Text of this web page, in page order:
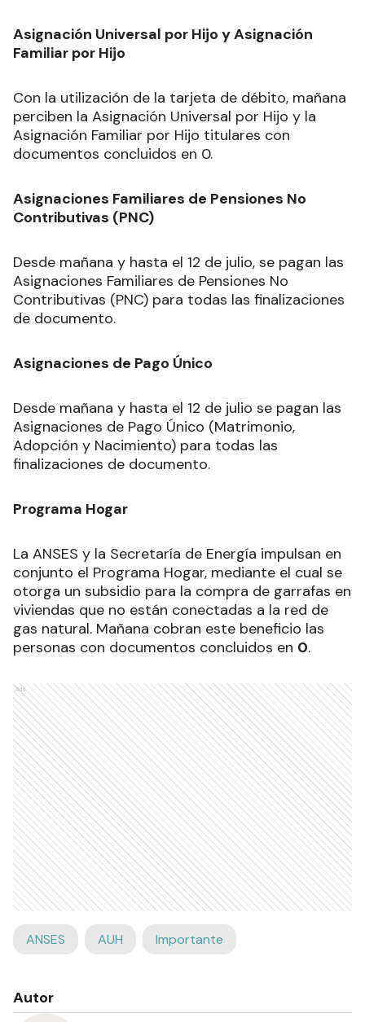
Asignación Universal por Hijo y Asignación
Familiar por Hijo
Con la utilización de la tarjeta de débito, mañana
perciben la Asignación Universal por Hijo y la
Asignación Familiar por Hijo titulares con
documentos concluidos en 0.
Asignaciones Familiares de Pensiones No
Contributivas (PNC)
Desde mañana y hasta el 12 de julio, se pagan las
Asignaciones Familiares de Pensiones No
Contributivas (PNC) para todas las finalizaciones
de documento.
Asignaciones de Pago Único
Desde mañana y hasta el 12 de julio se pagan las
Asignaciones de Pago Único (Matrimonio,
Adopción y Nacimiento) para todas las
finalizaciones de documento.
Programa Hogar
La ANSES y la Secretaría de Energía impulsan en
conjunto el Programa Hogar, mediante el cual se
otorga un subsidio para la compra de garrafas en
viviendas que no están conectadas a la red de
gas natural. Mañana cobran este beneficio las
personas con documentos concluidos en 0.
Ads
ANSES AUH Importante
Autor